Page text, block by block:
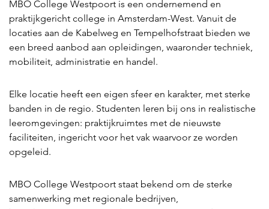
MBO College Westpoort is een ondernemend en
praktijkgericht college in Amsterdam-West. Vanuit de
locaties aan de Kabelweg en Tempelhofstraat bieden we
een breed aanbod aan opleidingen, waaronder techniek,
mobiliteit, administratie en handel.
Elke locatie heeft een eigen sfeer en karakter, met sterke
banden in de regio. Studenten leren bij ons in realistische
leeromgevingen: praktijkruimtes met de nieuwste
faciliteiten, ingericht voor het vak waarvoor ze worden
opgeleid.
MBO College Westpoort staat bekend om de sterke
samenwerking met regionale bedrijven,